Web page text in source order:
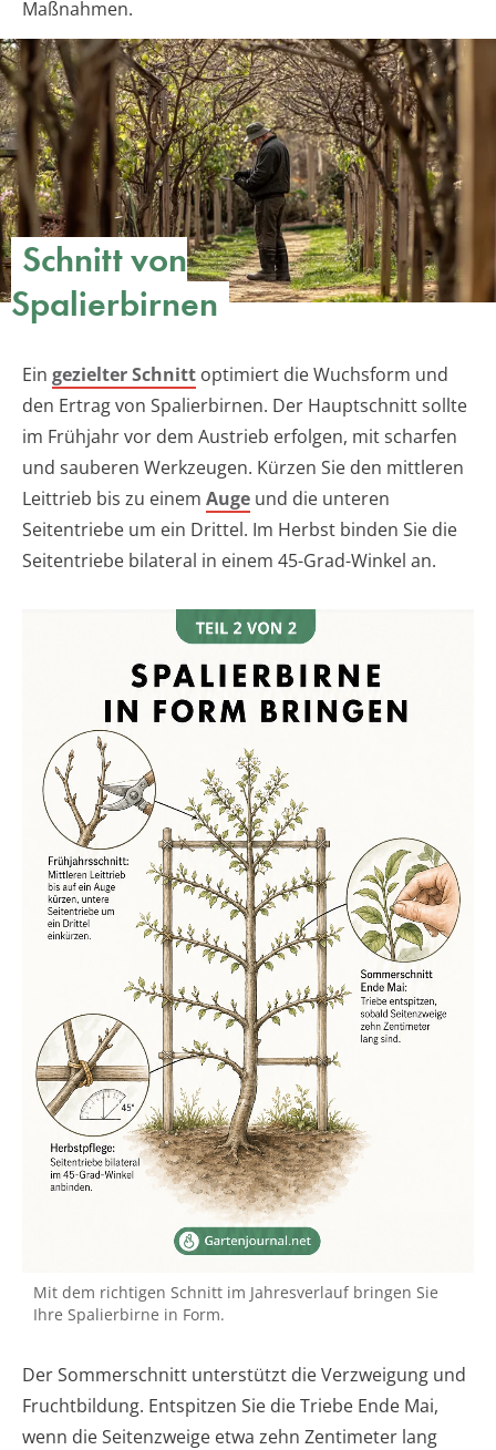
Maßnahmen.
Schnitt von
Spalierbirnen
Ein gezielter Schnitt optimiert die Wuchsform und
den Ertrag von Spalierbirnen. Der Hauptschnitt sollte
im Frühjahr vor dem Austrieb erfolgen, mit scharfen
und sauberen Werkzeugen. Kürzen Sie den mittleren
Leittrieb bis zu einem Auge und die unteren
Seitentriebe um ein Drittel. Im Herbst binden Sie die
Seitentriebe bilateral in einem 45-Grad-Winkel an.
Mit dem richtigen Schnitt im Jahresverlauf bringen Sie
Ihre Spalierbirne in Form.
Der Sommerschnitt unterstützt die Verzweigung und
Fruchtbildung. Entspitzen Sie die Triebe Ende Mai,
wenn die Seitenzweige etwa zehn Zentimeter lang